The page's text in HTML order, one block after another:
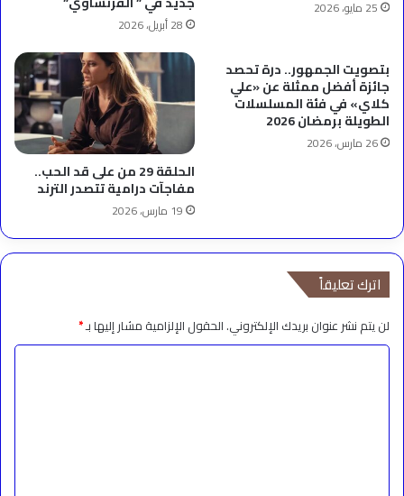
25 مايو، 2026
28 أبريل، 2026
بتصويت الجمهور.. درة تحصد
جائزة أفضل ممثلة عن «علي
كلاي» في فئة المسلسلات
الطويلة برمضان 2026
26 مارس، 2026
الحلقة 29 من على قد الحب..
مفاجآت درامية تتصدر الترند
19 مارس، 2026
اترك تعليقاً
لن يتم نشر عنوان بريدك الإلكتروني.الحقول الإلزامية مشار إليها بـ*